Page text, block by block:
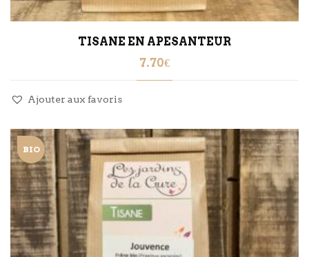
TISANE EN APESANTEUR
7.70€
Ajouter aux favoris
BIO